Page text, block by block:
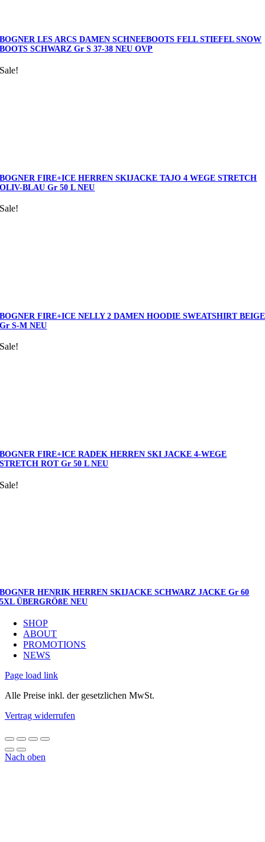
BOGNER LES ARCS DAMEN SCHNEEBOOTS FELL STIEFEL SNOW
BOOTS SCHWARZ Gr S 37-38 NEU OVP
Sale!
BOGNER FIRE+ICE HERREN SKIJACKE TAJO 4 WEGE STRETCH
OLIV-BLAU Gr 50 L NEU
Sale!
BOGNER FIRE+ICE NELLY 2 DAMEN HOODIE SWEATSHIRT BEIGE
Gr S-M NEU
Sale!
BOGNER FIRE+ICE RADEK HERREN SKI JACKE 4-WEGE
STRETCH ROT Gr 50 L NEU
Sale!
BOGNER HENRIK HERREN SKIJACKE SCHWARZ JACKE Gr 60
5XL ÜBERGRÖßE NEU
SHOP
ABOUT
PROMOTIONS
NEWS
Page load link
Alle Preise inkl. der gesetzlichen MwSt.
Vertrag widerrufen
Nach oben